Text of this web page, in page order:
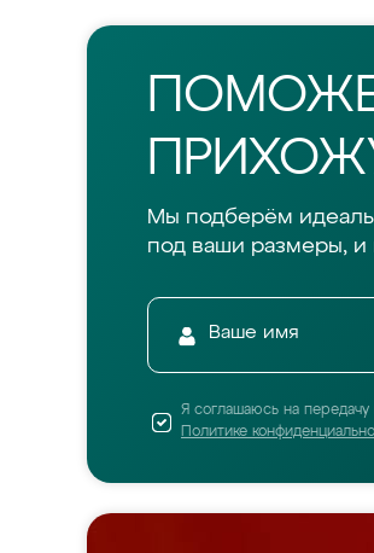
Мы подберём
под ваши размеры, и
Я соглашаюсь на
Политике